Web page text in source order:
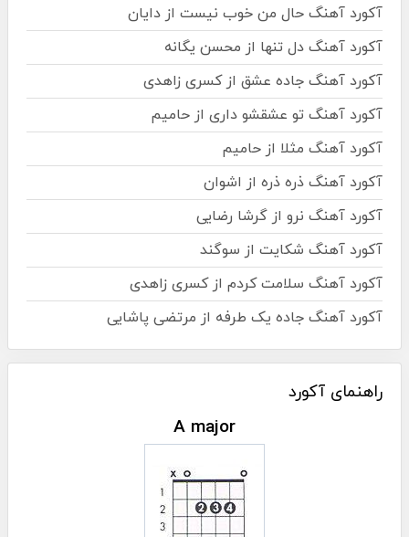
آکورد آهنگ حال من خوب نیست از دایان
آکورد آهنگ دل تنها از محسن یگانه
آکورد آهنگ جاده عشق از کسری زاهدی
آکورد آهنگ تو عشقشو داری از حامیم
آکورد آهنگ مثلا از حامیم
آکورد آهنگ ذره ذره از اشوان
آکورد آهنگ نرو از گرشا رضایی
آکورد آهنگ شکایت از سوگند
آکورد آهنگ سلامت کردم از کسری زاهدی
آکورد آهنگ جاده یک طرفه از مرتضی پاشایی
راهنمای آکورد
A major